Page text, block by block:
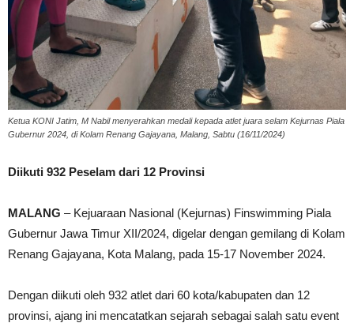
Ketua KONI Jatim, M Nabil menyerahkan medali kepada atlet juara selam Kejurnas Piala
Gubernur 2024, di Kolam Renang Gajayana, Malang, Sabtu (16/11/2024)
Diikuti 932 Peselam dari 12 Provinsi
MALANG – Kejuaraan Nasional (Kejurnas) Finswimming Piala
Gubernur Jawa Timur XII/2024, digelar dengan gemilang di Kolam
Renang Gajayana, Kota Malang, pada 15-17 November 2024.
Dengan diikuti oleh 932 atlet dari 60 kota/kabupaten dan 12
provinsi, ajang ini mencatatkan sejarah sebagai salah satu event